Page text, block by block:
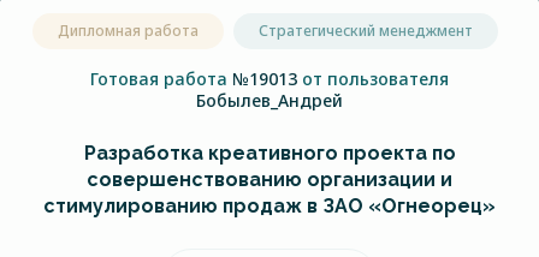
Дипломная работа Стратегический менеджмент
Готовая работа №19013 от пользователя
Бобылев_Андрей
Разработка креативного проекта по
совершенствованию организации и
стимулированию продаж в ЗАО «Огнеорец»